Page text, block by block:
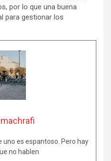
por lo que una buena
para gestionar los
es espantoso. Pero hay
no hablen